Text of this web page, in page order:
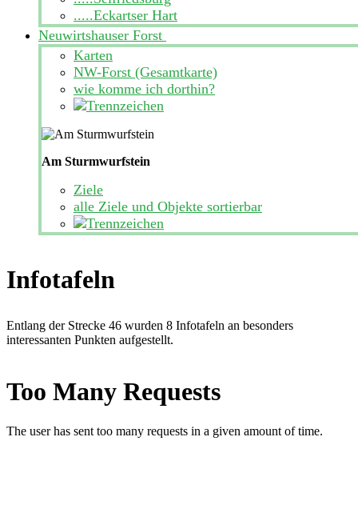
.....Eckartser Hart
Neuwirtshauser Forst
Karten
NW-Forst (Gesamtkarte)
wie komme ich dorthin?
Am Sturmwurfstein
Ziele
alle Ziele und Objekte sortierbar
Infotafeln
Entlang der Strecke 46 wurden 8 Infotafeln an besonders
interessanten Punkten aufgestellt.